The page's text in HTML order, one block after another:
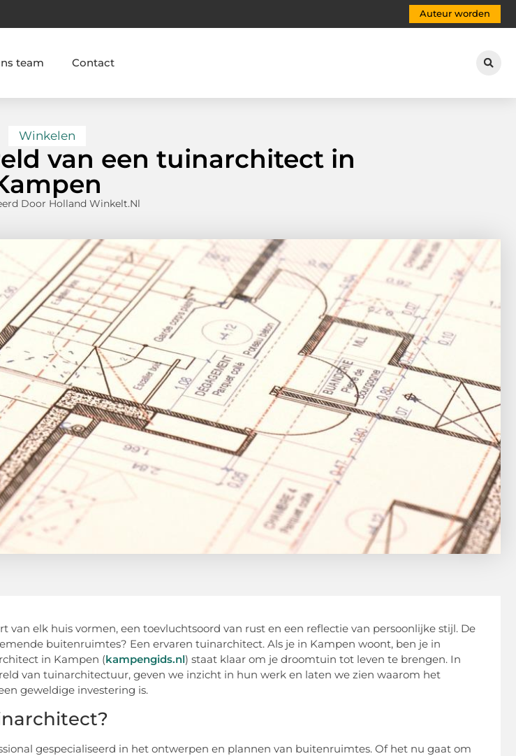
Auteur worden
team Contact
Winkelen
van een tuinarchitect in
Door Holland Winkelt.nl
van elk huis vormen, een toevluchtsoord van rust en een reflectie van persoonlijke stijl. De
buitenruimtes? Een ervaren tuinarchitect. Als je in Kampen woont, ben je in
in Kampen (kampengids.nl) staat klaar om je droomtuin tot leven te brengen. In
van tuinarchitectuur, geven we inzicht in hun werk en laten we zien waarom het
geweldige investering is.
gespecialiseerd in het ontwerpen en plannen van buitenruimtes. Of het nu gaat om